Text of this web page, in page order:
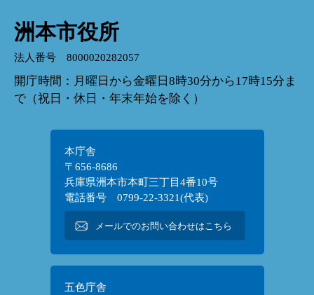
洲本市役所
法人番号 8000020282057
開庁時間：月曜日から金曜日8時30分から17時15分ま
で（祝日・休日・年末年始を除く）
本庁舎
〒656-8686
兵庫県洲本市本町三丁目4番10号
電話番号 0799-22-3321(代表)
メールでのお問い合わせはこちら
五色庁舎